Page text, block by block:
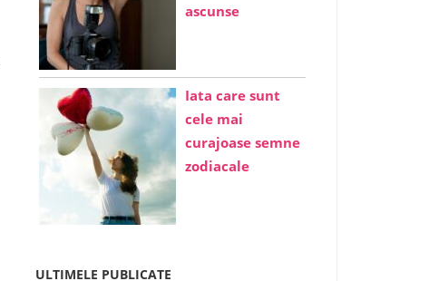
ascunse
Iata care sunt
cele mai
curajoase semne
zodiacale
ULTIMELE PUBLICATE